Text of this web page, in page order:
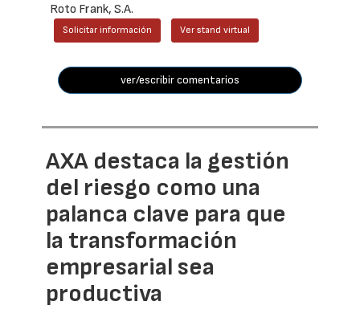
Roto Frank, S.A.
Solicitar información Ver stand virtual
ver/escribir comentarios
AXA destaca la gestión
del riesgo como una
palanca clave para que
la transformación
empresarial sea
productiva